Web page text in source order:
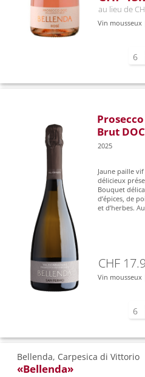
au lieu de
Vin mousseux
Brut
2025
Jaune paille
délicieux
Bouquet
d’épices, de
et d’herbes.
CHF
Vin mousseux
Bellenda, Carpesica di Vittorio
«Bellenda»